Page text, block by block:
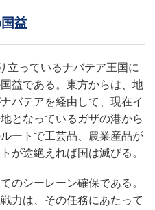
益
立っているナバテア王国に
益である。東方からは、地
バテアを経由して、現在イ
となっているガザの港から
ートで工芸品、農業産品が
が途絶えれば国は滅びる。
のシーレーン確保である。
力は、その任務にあたって